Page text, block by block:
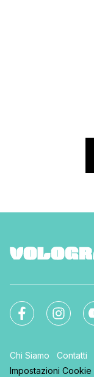
Chi Siamo Contatti
Impostazioni Cookie